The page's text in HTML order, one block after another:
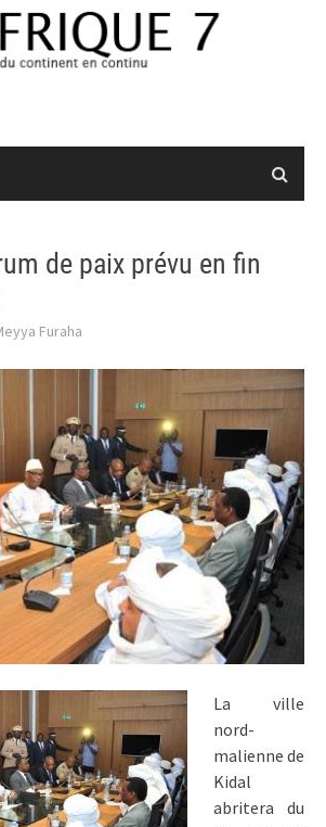
de paix prévu en fin
Furaha
La ville
nord-
malienne de
Kidal
abritera du